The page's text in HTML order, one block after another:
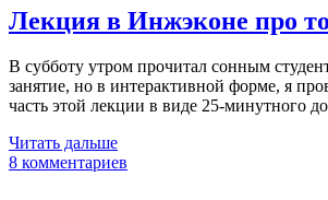
Лекция в Инжэконе про
В cубботу утром прочитал сонным
занятие, но в интерактивной форме, я
часть этой лекции в виде 25-минутного
Читать дальше
8 комментариев